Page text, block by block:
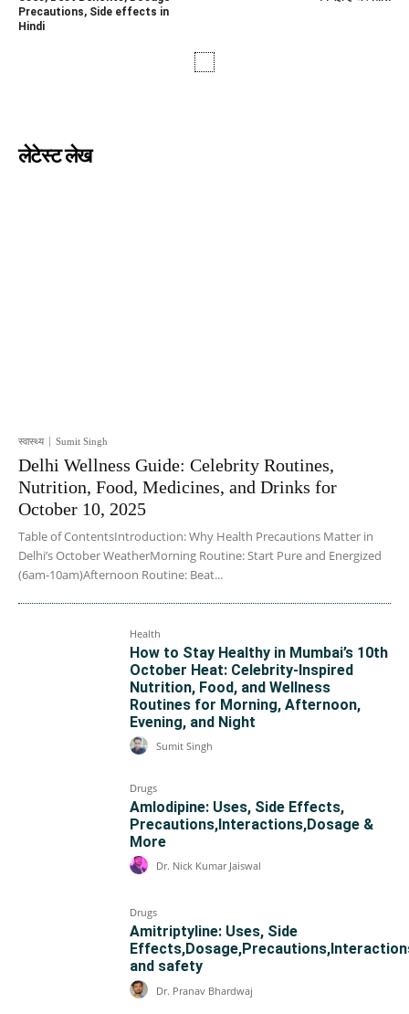
Precautions, Side effects in
Hindi
लेटेस्ट लेख
स्वास्थ्य Sumit Singh
Delhi Wellness Guide: Celebrity Routines,
Nutrition, Food, Medicines, and Drinks for
October 10, 2025
Table of ContentsIntroduction: Why Health Precautions Matter in
Delhi’s October WeatherMorning Routine: Start Pure and Energized
(6am-10am)Afternoon Routine: Beat...
Health
How to Stay Healthy in Mumbai’s 10th
October Heat: Celebrity-Inspired
Nutrition, Food, and Wellness
Routines for Morning, Afternoon,
Evening, and Night
Sumit Singh
Drugs
Amlodipine: Uses, Side Effects,
Precautions,Interactions,Dosage &
More
Dr. Nick Kumar Jaiswal
Drugs
Amitriptyline: Uses, Side
and safety
Dr. Pranav Bhardwaj